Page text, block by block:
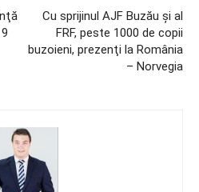
Cu sprijinul AJF Buzău şi al
FRF, peste 1000 de copii
buzoieni, prezenţi la România
– Norvegia